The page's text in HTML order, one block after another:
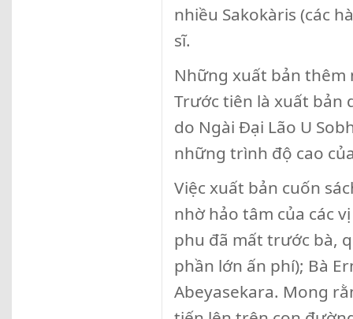
nhiều Sakokàris (các
sĩ.
Những xuất bản thêm
Trước tiên là xuất bản
do Ngài Đại Lão U
những trình độ cao
Việc xuất bản cuốn
nhờ hảo tâm của các
phu đã mất trước bà,
phần lớn ấn phí); Bà
Abeyasekara. Mong